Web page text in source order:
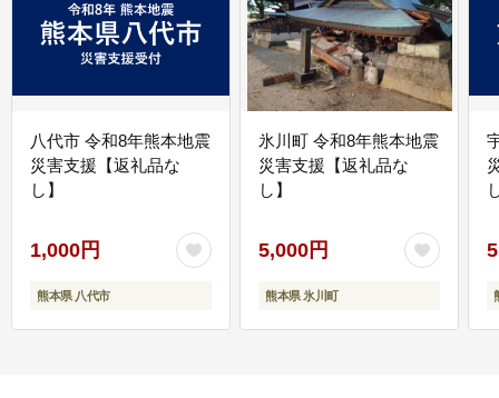
八代市 令和8年熊本地震
災害支援【返礼品な
し】
1,000円
熊本県 八代市
氷川町 令和8年熊本地震
災害支援【返礼品な
し】
5,000円
熊本県 氷川町